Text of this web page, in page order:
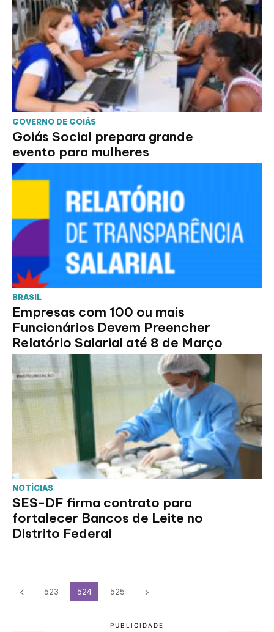
GOVERNO DE GOIÁS
Goiás Social prepara grande
evento para mulheres
BRASIL
Empresas com 100 ou mais
Funcionários Devem Preencher
Relatório Salarial até 8 de Março
NOTÍCIAS
SES-DF firma contrato para
fortalecer Bancos de Leite no
Distrito Federal
523 524 525